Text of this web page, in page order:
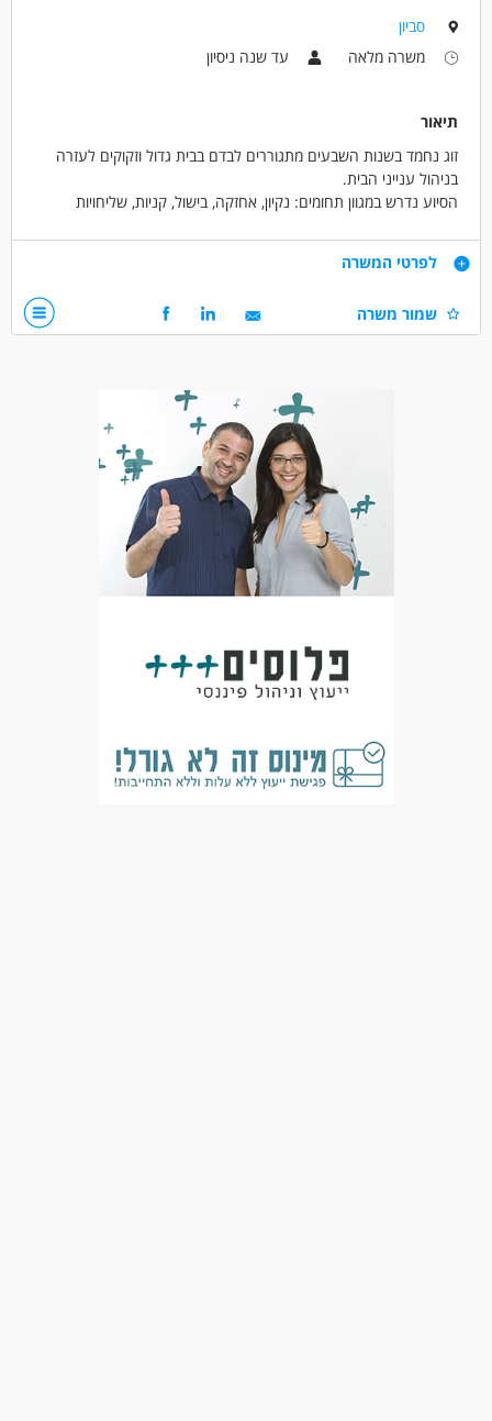
עבודה בשעות גמישות
עבודת משמרות
סביון
משרה מלאה
עד שנה ניסיון
תיאור
זוג נחמד בשנות השבעים מתגוררים לבדם בבית גדול וזקוקים לעזרה
בניהול ענייני הבית.
הסיוע נדרש במגוון תחומים: נקיון, אחזקה, בישול, קניות, שליחויות
דרישות
לב טוב, חריצות, ראש גדול, אמינות, נימוסים, וכמובן רמה מקצועית
מינימלית.
אחזקה וניקיון - משק בית
אחזקה וניקיון - עובדי ניקיון
אחזקה וניקיון - שיפוצניק/ית /כלבויניק/ית
מאפייני משרה
משרה מלאה
משרה חלקית
אקדמאים ללא נסיון
המגזר החרדי בני 40 פלוס
לפרטי המשרה
שמור משרה